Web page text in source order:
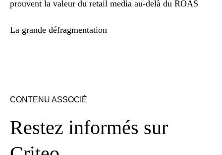
prouvent la valeur du retail media au-delà du ROAS
La grande défragmentation
CONTENU ASSOCIÉ
Restez informés sur